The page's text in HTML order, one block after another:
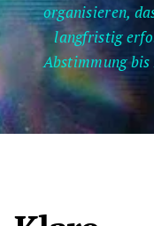
organisieren,
langfristig
Abstimmung bis